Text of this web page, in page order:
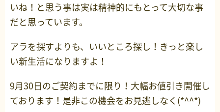
いね！と思う事は実は精神的にもとって大切な事
だと思っています。
アラを探すよりも、いいところ探し！きっと楽し
い新生活になりますよ！
9月30日のご契約までに限り！大幅お値引き開催し
ております！是非この機会をお見逃しなく(*^^*)